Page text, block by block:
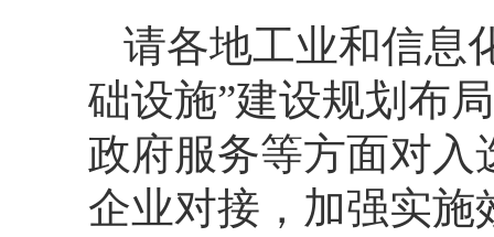
请各地工业和信息
础设施”建设规划布
政府服务等方面对
企业对接，加强实